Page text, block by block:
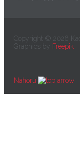
Copyright © 2026
Graphics by
Freepik
Nahoru